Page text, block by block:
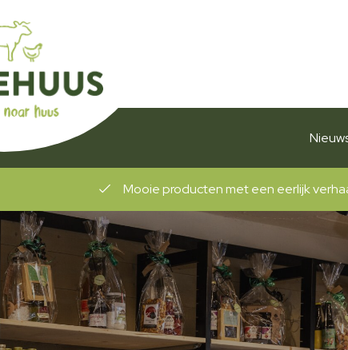
Ontdek de rijke smaak van vlees, zuivel,